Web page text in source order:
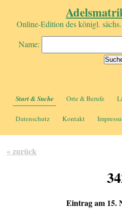
Online-Edition des königl.
Name:
Start & Suche Orte & Berufe
Datenschutz Kontakt
« zurück
Eintrag am 15.